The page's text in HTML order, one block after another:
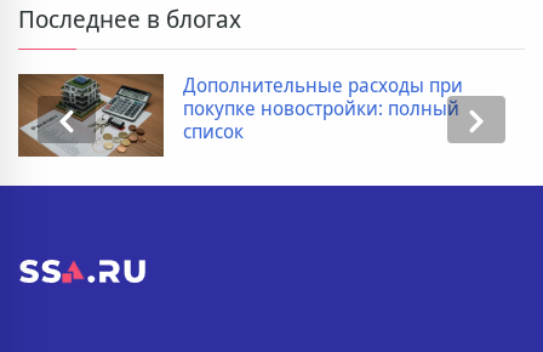
Последнее в блогах
Когда ребенку необходимо
провести рентген пищевода